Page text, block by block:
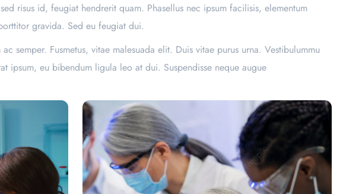
risus id, feugiat hendrerit quam. Phasellus nec ipsum facilisis, elementum
gravida. Sed eu feugiat dui.
semper. Fusmetus, vitae malesuada elit. Duis vitae purus urna. Vestibulummu
ipsum, eu bibendum ligula leo at dui. Suspendisse neque augue